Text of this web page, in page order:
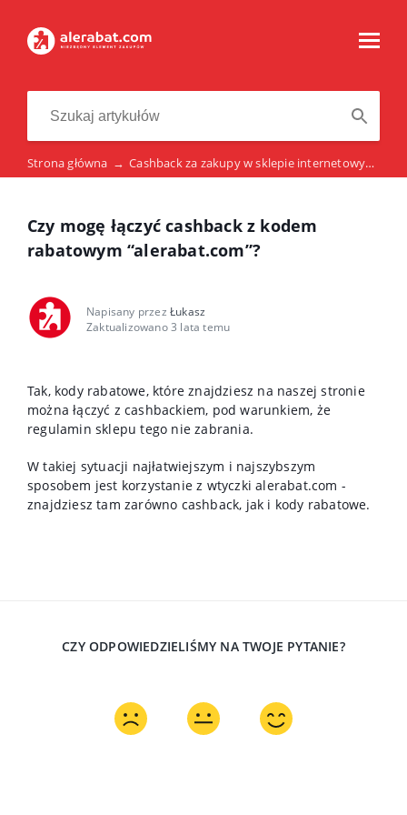
Strona główna → Cashback za zakupy w sklepie internetowym
Czy mogę łączyć cashback z kodem
rabatowym “alerabat.com”?
Napisany przez Łukasz
Zaktualizowano 3 lata temu
Tak, kody rabatowe, które znajdziesz na naszej stronie
można łączyć z cashbackiem, pod warunkiem, że
regulamin sklepu tego nie zabrania.
W takiej sytuacji najłatwiejszym i najszybszym
sposobem jest korzystanie z wtyczki alerabat.com -
znajdziesz tam zarówno cashback, jak i kody rabatowe.
CZY ODPOWIEDZIELIŚMY NA TWOJE PYTANIE?